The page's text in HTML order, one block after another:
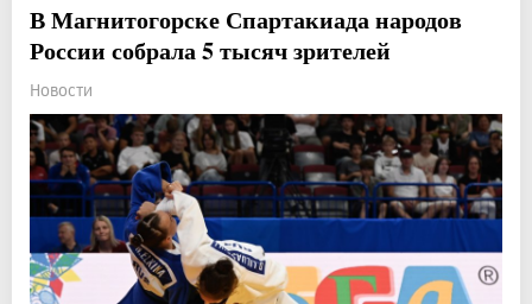
В Магнитогорске Спартакиада народов
России собрала 5 тысяч зрителей
Новости